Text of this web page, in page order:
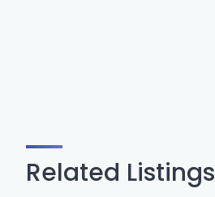
Related Listings